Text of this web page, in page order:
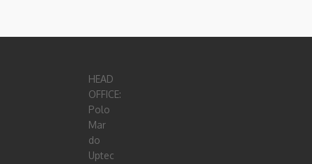
HEAD
OFFICE:
Polo
Mar
do
Uptec